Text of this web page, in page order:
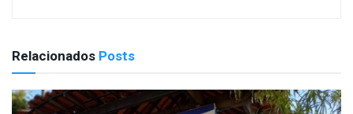
Relacionados Posts